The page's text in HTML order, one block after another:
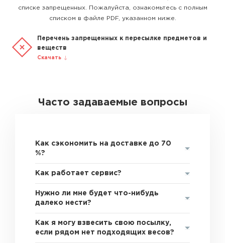
списке запрещенных. Пожалуйста, ознакомьтесь с полным
списком в файле PDF, указанном ниже.
Перечень запрещенных к пересылке предметов и
веществ
Скачать
Часто задаваемые вопросы
Как сэкономить на доставке до 70
%?
Как работает сервис?
Нужно ли мне будет что-нибудь
далеко нести?
Как я могу взвесить свою посылку,
если рядом нет подходящих весов?